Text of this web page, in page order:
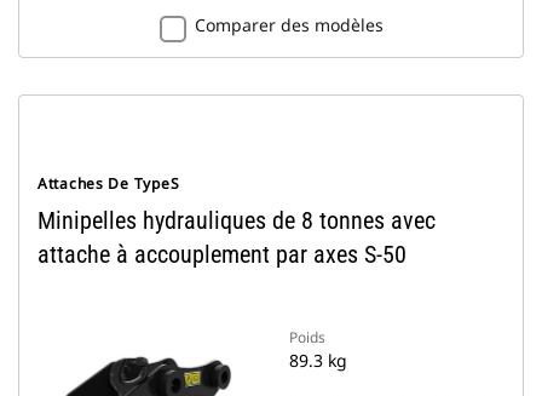
Comparer des modèles
Attaches De TypeS
Minipelles hydrauliques de 8 tonnes avec
attache à accouplement par axes S-50
Poids
89.3 kg